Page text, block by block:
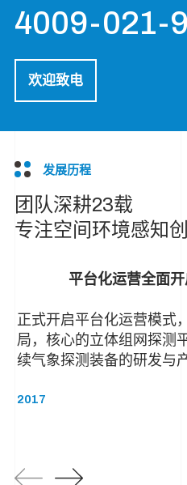
4009-021-
欢迎致电
发展历程
团队深耕23载
专注空间环境感知
平台化运营全面开
正式开启平台化运营模式
局，核心的立体组网探测
续气象探测装备的研发与
2017